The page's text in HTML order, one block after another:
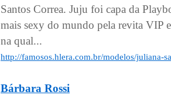
Santos Correa. Juju foi capa da
mais sexy do mundo pela revita VIP
na qual...
http://famosos.hlera.com.br/modelos/juliana-
Bárbara Rossi